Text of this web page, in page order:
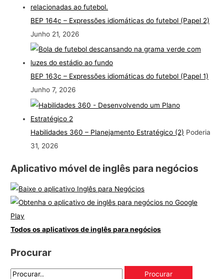
BEP 164c – Expressões idiomáticas do futebol (Papel 2)
Junho 21, 2026
BEP 163c – Expressões idiomáticas do futebol (Papel 1)
Junho 7, 2026
Habilidades 360 – Planejamento Estratégico (2) Poderia
31, 2026
Aplicativo móvel de inglês para negócios
Todos os aplicativos de inglês para negócios
Procurar